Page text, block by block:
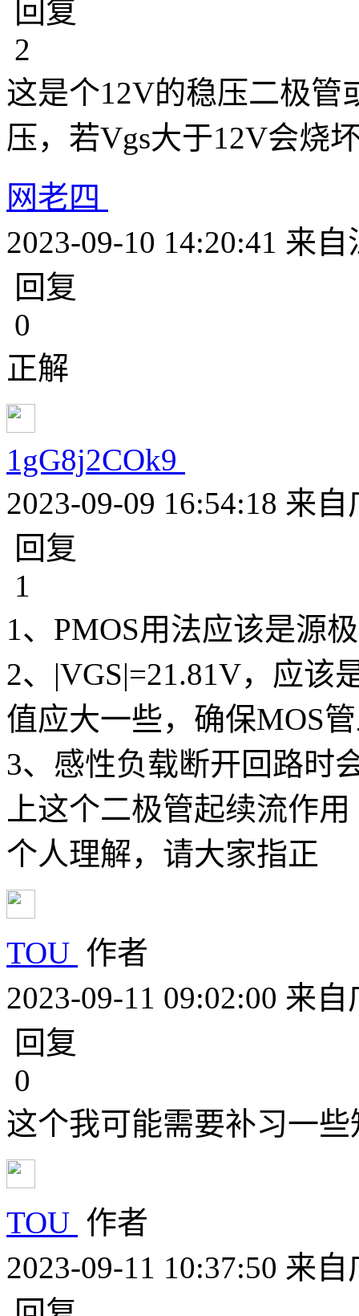
回复
2
这是个12V的稳压二极管
压，若Vgs大于12V会烧
网老四
2023-09-10 14:20:41 来自
回复
0
正解
1gG8j2COk9
2023-09-09 16:54:18 来自
回复
1
1、PMOS用法应该是源
2、|VGS|=21.81V，应该
值应大一些，确保MOS
3、感性负载断开回路时
上这个二极管起续流作用
个人理解，请大家指正
TOU 作者
2023-09-11 09:02:00 来自
回复
0
这个我可能需要补习一
TOU 作者
2023-09-11 10:37:50 来自